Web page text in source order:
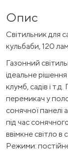
Опис
Світильник для
кульбаби, 120
Газонний
ідеальне
клумб, садів і
перемикач у
сонячної
під час
ввімкне світло в
Режими: